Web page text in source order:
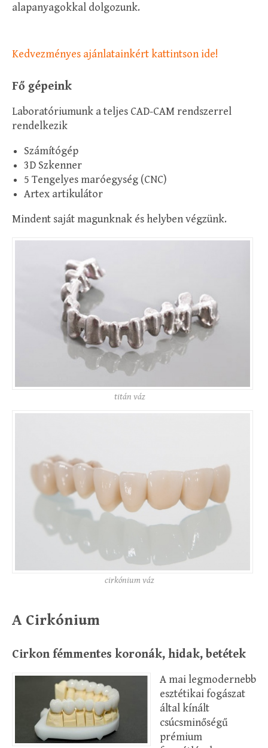
alapanyagokkal dolgozunk.
Kedvezményes ajánlatainkért kattintson ide!
Fő gépeink
Laboratóriumunk a teljes CAD-CAM rendszerrel
rendelkezik
Számítógép
3D Szkenner
5 Tengelyes maróegység (CNC)
Artex artikulátor
Mindent saját magunknak és helyben végzünk.
titán váz
cirkónium váz
A Cirkónium
Cirkon fémmentes koronák, hidak, betétek
A mai legmodernebb
esztétikai fogászat
által kínált
csúcsminőségű
prémium